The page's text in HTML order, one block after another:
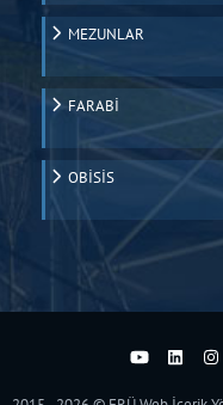
MEZUNLAR
FARABİ
OBİSİS